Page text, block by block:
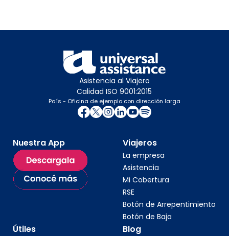
Asistencia al Viajero
Calidad ISO 9001:2015
País - Oficina de ejemplo con dirección larga
Nuestra App Viajeros
La empresa
Asistencia
Mi Cobertura
RSE
Botón de Arrepentimiento
Botón de Baja
Útiles Blog